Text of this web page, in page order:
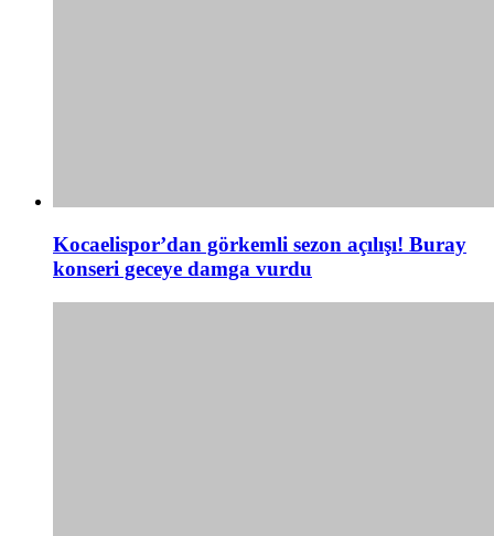
Kocaelispor’dan görkemli sezon açılışı! Buray
konseri geceye damga vurdu